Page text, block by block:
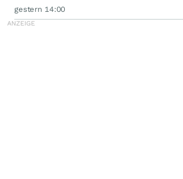
gestern 14:00